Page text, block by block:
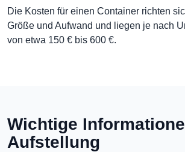
Die Kosten für einen Container richten
Größe und Aufwand und liegen je nach
von etwa 150 € bis 600 €.
Wichtige
Aufstellung